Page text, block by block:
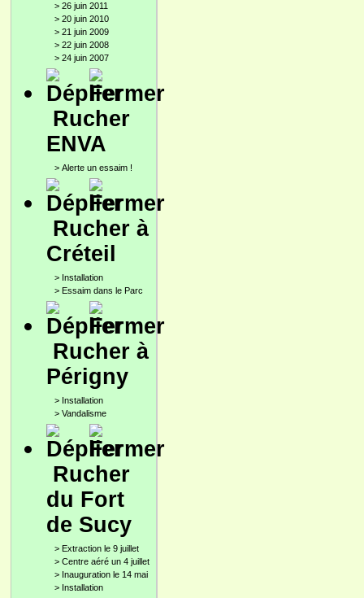
> 26 juin 2011
> 20 juin 2010
> 21 juin 2009
> 22 juin 2008
> 24 juin 2007
Rucher
ENVA
> Alerte un essaim !
Rucher à
Créteil
> Installation
> Essaim dans le Parc
Rucher à
Périgny
> Installation
> Vandalisme
Rucher
du Fort
de Sucy
> Extraction le 9 juillet
> Centre aéré un 4 juillet
> Inauguration le 14 mai
> Installation